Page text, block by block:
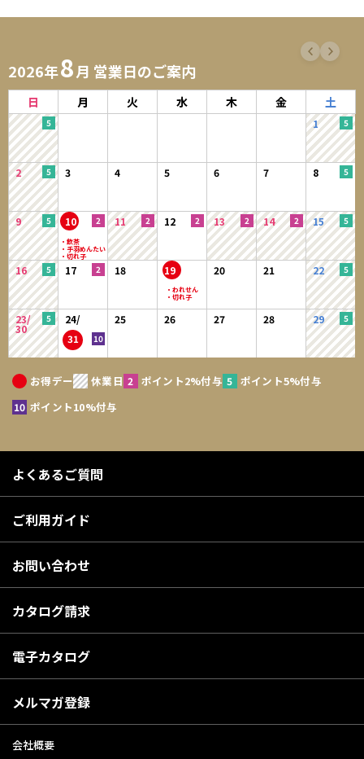
2026年8月 営業日のご案内
日 月 火 水 木 金 土
1
2 3 4 5 6 7 8
9 10 11 12 13 14 15
16 17 18 19 20 21 22
23/
30
24/
31
25 26 27 28 29
お得デー 休業日 ポイント2%付与
ポイント5%付与
ポイント10%付与
よくあるご質問
ご利用ガイド
お問い合わせ
カタログ請求
電子カタログ
メルマガ登録
会社概要